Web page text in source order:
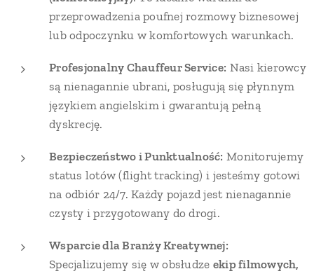
przeprowadzenia poufnej rozmowy biznesowej
lub odpoczynku w komfortowych warunkach.
Profesjonalny Chauffeur Service: Nasi kierowcy
są nienagannie ubrani, posługują się płynnym
językiem angielskim i gwarantują pełną
dyskrecję.
Bezpieczeństwo i Punktualność: Monitorujemy
status lotów (flight tracking) i jesteśmy gotowi
na odbiór 24/7. Każdy pojazd jest nienagannie
czysty i przygotowany do drogi.
Wsparcie dla Branży Kreatywnej:
Specjalizujemy się w obsłudze ekip filmowych,